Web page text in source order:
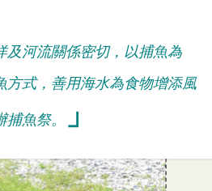
及河流關係密切，以捕魚為
方式，善用海水為食物增添風
魚祭。 」